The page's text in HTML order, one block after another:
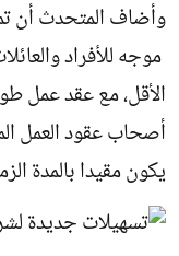
وأضاف المتحدث أن
الأقل، مع عقد عمل
أصحاب عقود العمل
يكون مقيدا بالمدة